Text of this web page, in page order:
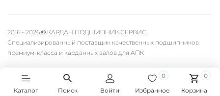
2016 - 2026 © КАРДАН ПОДШИПНИК СЕРВИС.
Специализированный поставщик качественных подшипников
премиум-класса и карданных валов для АПК
Каталог Поиск Войти Избранное
0
Корзина
0